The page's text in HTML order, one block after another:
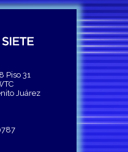
Piso 31
Juárez